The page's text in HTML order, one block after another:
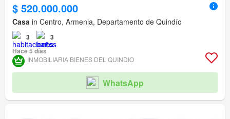
$ 520.000.000
Casa in Centro, Armenia, Departamento de Quindío
3
3
Hace 5 días
INMOBILIARIA BIENES DEL QUINDIO
WhatsApp